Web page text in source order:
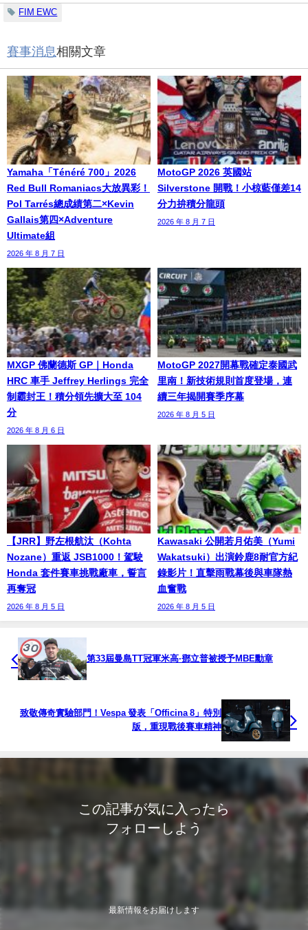
FIM EWC
賽事消息相關文章
Yamaha「Ténéré 700」2026
Red Bull Romaniacs大放異彩！
Pol Tarrés總成績第二×Kevin
Gallais第四×Adventure
Ultimate組
2026 年 8 月 7 日
MotoGP 2026 英國站
Silverstone 開戰！小椋藍僅差14
分力拚積分龍頭
2026 年 8 月 7 日
MXGP 佛蘭德斯 GP｜Honda
HRC 車手 Jeffrey Herlings 完全
制霸封王！積分領先擴大至 104
分
2026 年 8 月 6 日
MotoGP 2027開幕戰確定泰國武
里南！新技術規則首度登場，連
續三年揭開賽季序幕
2026 年 8 月 5 日
【JRR】野左根航汰（Kohta
Nozane）重返 JSB1000！駕駛
Honda 套件賽車挑戰廠車，誓言
再奪冠
2026 年 8 月 5 日
Kawasaki 公開若月佑美（Yumi
Wakatsuki）出演鈴鹿8耐官方紀
錄影片！直擊雨戰幕後與車隊熱
血奮戰
2026 年 8 月 5 日
第33屆曼島TT冠軍米高·鄧立普被授予MBE勳章
致敬傳奇實驗部門！Vespa 發表「Officina 8」特別
版，重現戰後賽車精神
この記事が気に入ったら
フォローしよう
最新情報をお届けします